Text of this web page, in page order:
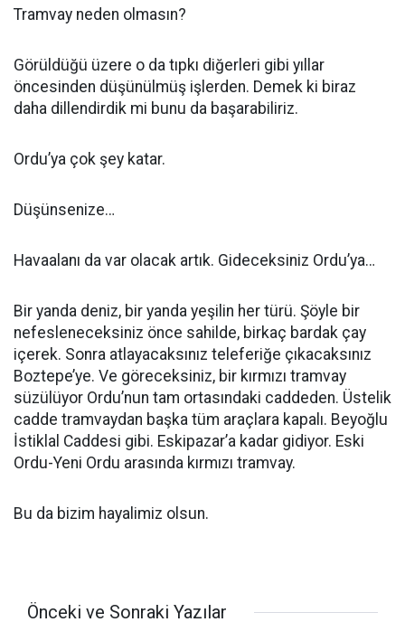
Tramvay neden olmasın?
Görüldüğü üzere o da tıpkı diğerleri gibi yıllar
öncesinden düşünülmüş işlerden. Demek ki biraz
daha dillendirdik mi bunu da başarabiliriz.
Ordu’ya çok şey katar.
Düşünsenize…
Havaalanı da var olacak artık. Gideceksiniz Ordu’ya…
Bir yanda deniz, bir yanda yeşilin her türü. Şöyle bir
nefesleneceksiniz önce sahilde, birkaç bardak çay
içerek. Sonra atlayacaksınız teleferiğe çıkacaksınız
Boztepe’ye. Ve göreceksiniz, bir kırmızı tramvay
süzülüyor Ordu’nun tam ortasındaki caddeden. Üstelik
cadde tramvaydan başka tüm araçlara kapalı. Beyoğlu
İstiklal Caddesi gibi. Eskipazar’a kadar gidiyor. Eski
Ordu-Yeni Ordu arasında kırmızı tramvay.
Bu da bizim hayalimiz olsun.
Önceki ve Sonraki Yazılar